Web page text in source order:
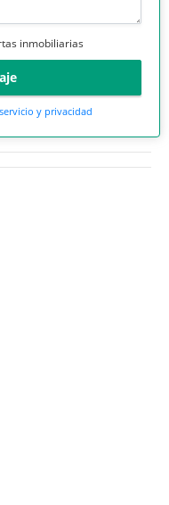
inmobiliarias
y privacidad